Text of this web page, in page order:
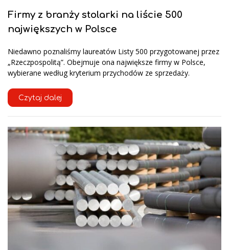
Firmy z branży stolarki na liście 500
największych w Polsce
Niedawno poznaliśmy laureatów Listy 500 przygotowanej przez
„Rzeczpospolitą”. Obejmuje ona największe firmy w Polsce,
wybierane według kryterium przychodów ze sprzedaży.
Czytaj dalej